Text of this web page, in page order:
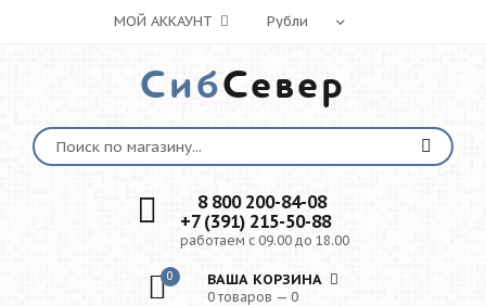
МОЙ АККАУНТ
СибСевер
8 800 200-84-08
+7 (391) 215-50-88
работаем с 09.00 до 18.00
0 ВАША КОРЗИНА
0 товаров — 0